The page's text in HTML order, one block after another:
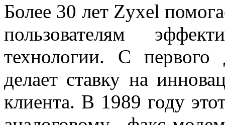
Более 30 лет Zyxel
пользователям
технологии. С
делает ставку на
клиента. В 1989 году